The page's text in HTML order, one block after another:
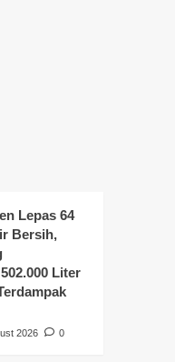
Lepas 64
Bersih,
Liter
2026 0